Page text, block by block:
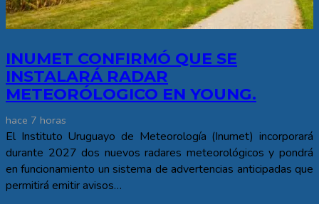
INUMET CONFIRMÓ QUE SE
INSTALARÁ RADAR
METEORÓLOGICO EN YOUNG.
hace 7 horas
El Instituto Uruguayo de Meteorología (Inumet) incorporará
durante 2027 dos nuevos radares meteorológicos y pondrá
en funcionamiento un sistema de advertencias anticipadas que
permitirá emitir avisos…